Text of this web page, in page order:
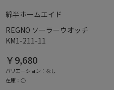
綿半ホームエイド
REGNO ソーラーウオッチ
KM1-211-11
￥9,680
バリエーション：なし
在庫：○